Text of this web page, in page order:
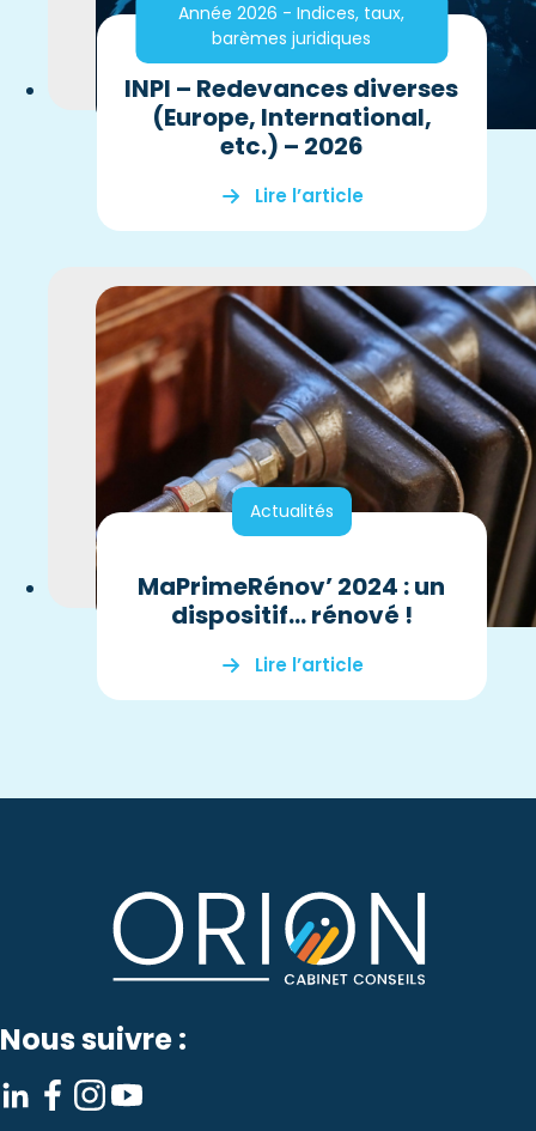
Année 2026 - Indices, taux,
barèmes juridiques
INPI – Redevances diverses
(Europe, International,
etc.) – 2026
Lire l’article
Actualités
MaPrimeRénov’ 2024 : un
dispositif… rénové !
Lire l’article
Nous suivre :